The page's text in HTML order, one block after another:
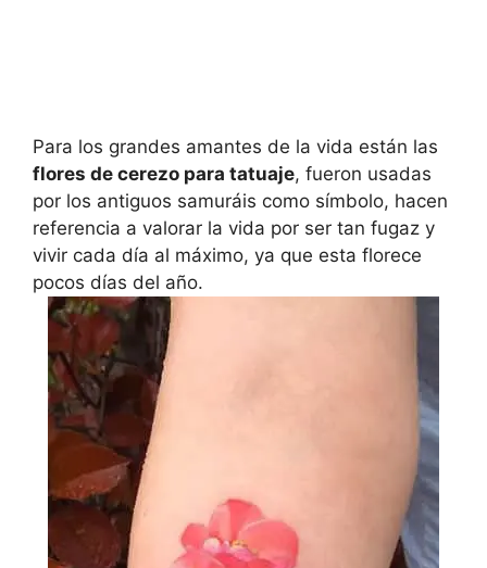
Para los grandes amantes de la vida están las
flores de cerezo para tatuaje, fueron usadas
por los antiguos samuráis como símbolo, hacen
referencia a valorar la vida por ser tan fugaz y
vivir cada día al máximo, ya que esta florece
pocos días del año.